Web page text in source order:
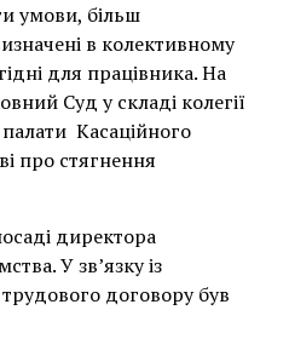
умови, більш
в колективному
для працівника. На
Суд у складі колегії
Касаційного
про стягнення
директора
У зв’язку із
договору був